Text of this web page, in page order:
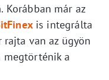
Korábban már az
is integrálta
rajta van az ügyön
megtörténik a